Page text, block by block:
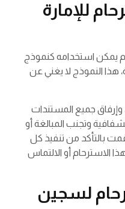
للإمارة
يمكن استخدامه كنموذج
هذا النموذج لا يغني عن
وإرفاق جميع المستندات
وتجنب المبالغة أو
بالتأكد من تنفيذ كل
الاسترحام أو الالتماس
لسجين